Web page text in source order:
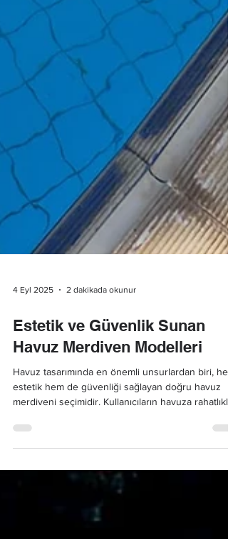
Estetik ve Güvenlik Sunan
Havuz Merdiven Modelleri
Havuz tasarımında en önemli unsurlardan biri,
estetik hem de güvenliği sağlayan doğru havuz
merdiveni seçimidir. Kullanıcıların havuza rahatlıkla
havuzun tasarımına değer katar. Bu nedenle en iyi
havuz merdiven modelleri arasından seçim